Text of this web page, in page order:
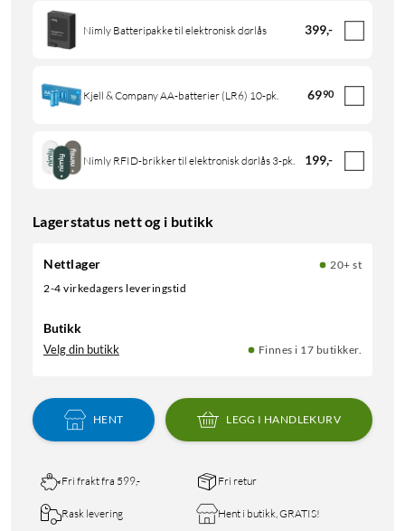
Nimly Batteripakke til elektronisk dørlås 399,-
Kjell & Company AA-batterier (LR6) 10-pk. 6990
Nimly RFID-brikker til elektronisk dørlås 3-pk. 199,-
Lagerstatus nett og i butikk
Nettlager
20+ st
2-4 virkedagers leveringstid
Butikk
Velg din butikk Finnes i 17 butikker.
HENT LEGG I HANDLEKURV
Fri frakt fra 599,- Fri retur
Rask levering Hent i butikk, GRATIS!